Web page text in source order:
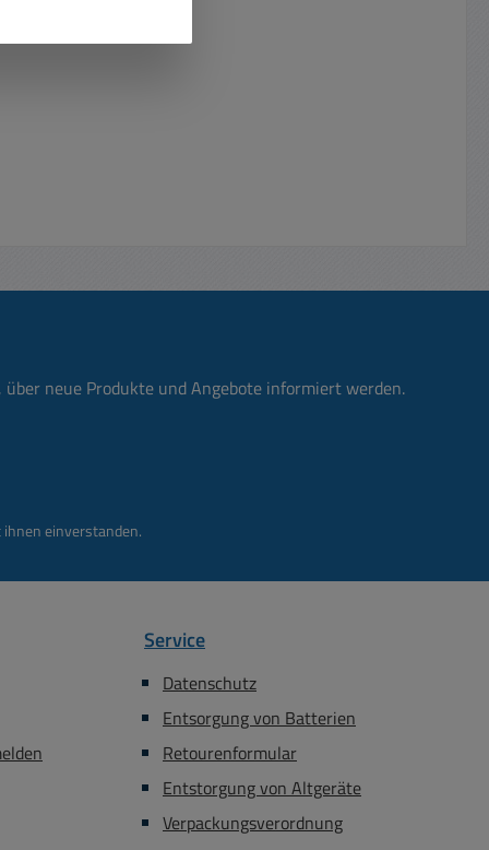
neue Produkte und Angebote informiert werden.
einverstanden.
Service
Datenschutz
Entsorgung von Batterien
Retourenformular
Entstorgung von Altgeräte
Verpackungsverordnung